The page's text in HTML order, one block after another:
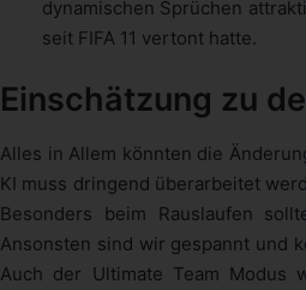
dynamischen Sprüchen
seit FIFA 11 vertont hatte.
Einschätzung zu
Alles in Allem könnten die
KI muss dringend überarbeitet
Besonders beim Rauslaufen
Ansonsten sind wir gespannt und
Auch der Ultimate Team Modus